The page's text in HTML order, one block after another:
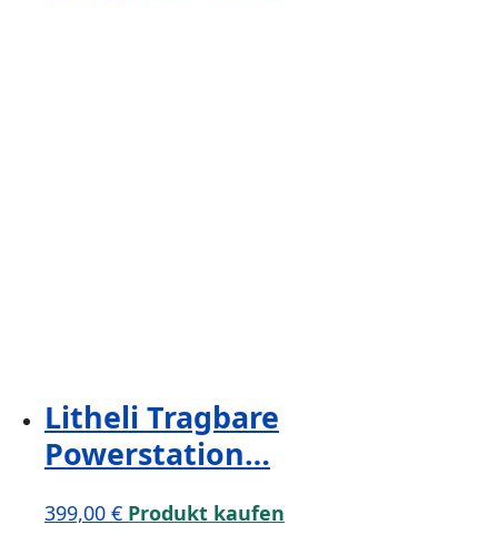
Litheli Tragbare
Powerstation…
399,00 € Produkt kaufen